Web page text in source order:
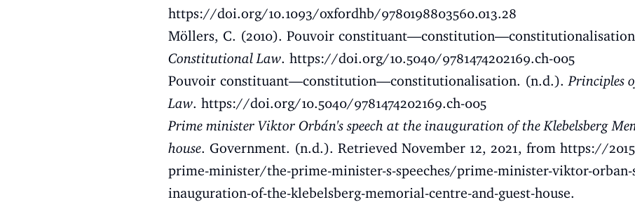
https://doi.org/10.1093/oxfordhb/9780198803560.013.28
Möllers, C. (2010). Pouvoir
Constitutional Law. https://doi.org/10.5040/9781474202169.ch-005
Pouvoir constituant—constitution—constitutionalisation. (n.d.).Principles
Law. https://doi.org/10.5040/9781474202169.ch-005
Prime minister Viktor Orbán's speech at the inauguration of the Klebelsberg
house. Government. (n.d.). Retrieved November 12, 2021, from https://
prime-minister/the-prime-minister-s-speeches/prime-minister-viktor-orban-
inauguration-of-the-klebelsberg-memorial-centre-and-guest-house.